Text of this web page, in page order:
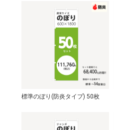
標準のぼり(防炎タイプ) 50枚